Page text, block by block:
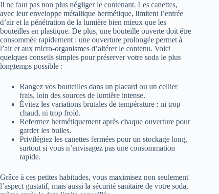
Il ne faut pas non plus négliger le contenant. Les canettes,
avec leur enveloppe métallique hermétique, limitent l’entrée
d’air et la pénétration de la lumière bien mieux que les
bouteilles en plastique. De plus, une bouteille ouverte doit être
consommée rapidement : une ouverture prolongée permet à
l’air et aux micro-organismes d’altérer le contenu. Voici
quelques conseils simples pour préserver votre soda le plus
longtemps possible :
Rangez vos bouteilles dans un placard ou un cellier
frais, loin des sources de lumière intense.
Évitez les variations brutales de température : ni trop
chaud, ni trop froid.
Refermez hermétiquement après chaque ouverture pour
garder les bulles.
Privilégiez les canettes fermées pour un stockage long,
surtout si vous n’envisagez pas une consommation
rapide.
Grâce à ces petites habitudes, vous maximisez non seulement
l’aspect gustatif, mais aussi la sécurité sanitaire de votre soda,